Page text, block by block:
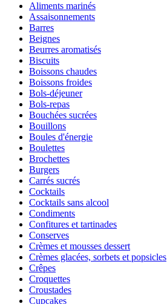
Aliments marinés
Assaisonnements
Barres
Beignes
Beurres aromatisés
Biscuits
Boissons chaudes
Boissons froides
Bols-déjeuner
Bols-repas
Bouchées sucrées
Bouillons
Boules d'énergie
Boulettes
Brochettes
Burgers
Carrés sucrés
Cocktails
Cocktails sans alcool
Condiments
Confitures et tartinades
Conserves
Crèmes et mousses dessert
Crèmes glacées, sorbets et popsicles
Crêpes
Croquettes
Croustades
Cupcakes